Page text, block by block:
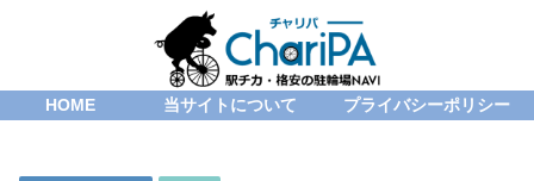
HOME 当サイトについて プライバシーポリシー